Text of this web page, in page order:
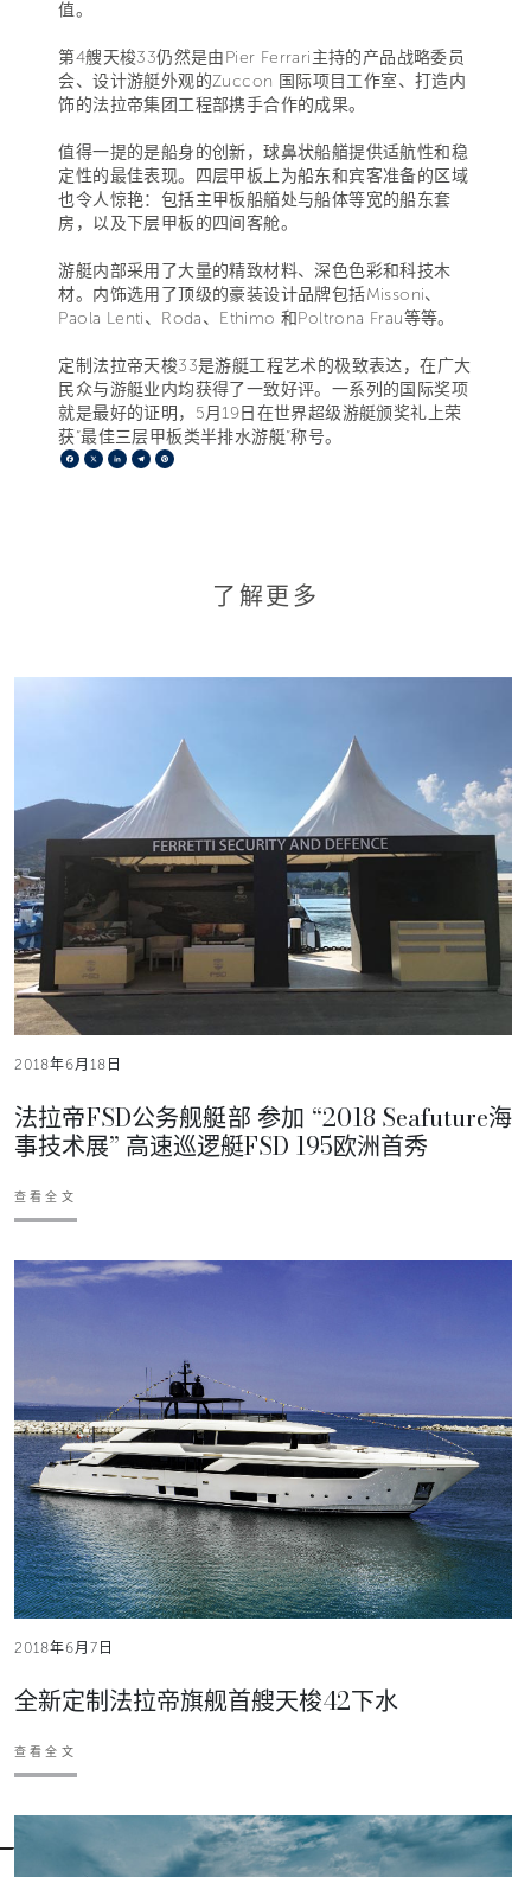
值。
第4艘天梭33仍然是由Pier Ferrari主持的产品战略委员
会、设计游艇外观的Zuccon 国际项目工作室、打造内
饰的法拉帝集团工程部携手合作的成果。
值得一提的是船身的创新，球鼻状船艏提供适航性和稳
定性的最佳表现。四层甲板上为船东和宾客准备的区域
也令人惊艳：包括主甲板船艏处与船体等宽的船东套
房，以及下层甲板的四间客舱。
游艇内部采用了大量的精致材料、深色色彩和科技木
材。内饰选用了顶级的豪装设计品牌包括Missoni、
Paola Lenti、Roda、Ethimo 和Poltrona Frau等等。
定制法拉帝天梭33是游艇工程艺术的极致表达，在广大
民众与游艇业内均获得了一致好评。一系列的国际奖项
就是最好的证明，5月19日在世界超级游艇颁奖礼上荣
获“最佳三层甲板类半排水游艇”称号。
Facebook
X LinkedIn
Telegram
了解更多
2018年6月18日
法拉帝FSD公务舰艇部 参加 “2018 Seafuture海
事技术展” 高速巡逻艇FSD 195欧洲首秀
查看全文
2018年6月7日
全新定制法拉帝旗舰首艘天梭42下水
查看全文